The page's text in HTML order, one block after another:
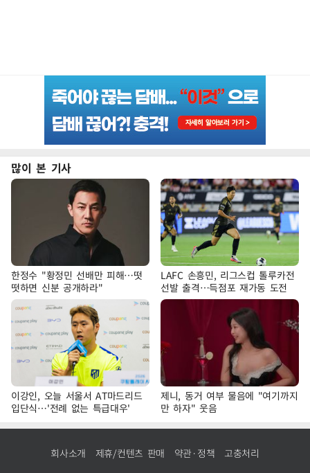
많이 본 기사
한정수 "황정민 선배만 피해…떳
떳하면 신분 공개하라"
LAFC 손흥민, 리그스컵 톨루카전
선발 출격…득점포 재가동 도전
이강인, 오늘 서울서 AT마드리드
입단식…'전례 없는 특급대우'
제니, 동거 여부 물음에 "여기까지
만 하자" 웃음
회사소개 제휴/컨텐츠 판매 약관·정책 고충처리